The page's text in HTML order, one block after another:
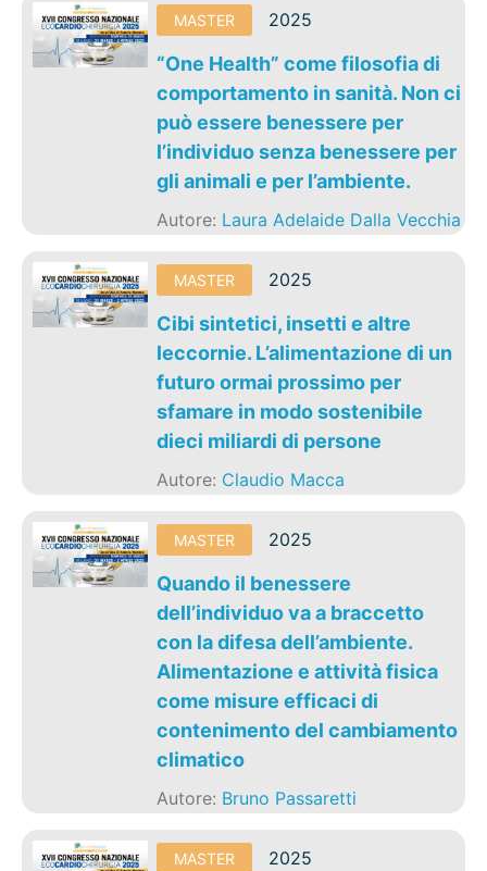
MASTER 2025
“One Health” come filosofia di
comportamento in sanità. Non ci
può essere benessere per
l’individuo senza benessere per
gli animali e per l’ambiente.
Autore: Laura Adelaide Dalla Vecchia
MASTER 2025
Cibi sintetici, insetti e altre
leccornie. L’alimentazione di un
futuro ormai prossimo per
sfamare in modo sostenibile
dieci miliardi di persone
Autore: Claudio Macca
MASTER 2025
Quando il benessere
dell’individuo va a braccetto
con la difesa dell’ambiente.
Alimentazione e attività fisica
come misure efficaci di
contenimento del cambiamento
climatico
Autore: Bruno Passaretti
MASTER 2025